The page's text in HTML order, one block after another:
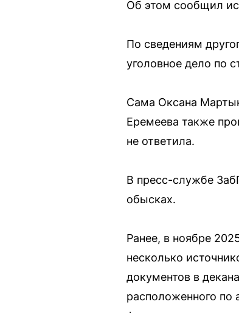
Об этом сообщил
По сведениям
уголовное дело по
Сама Оксана
Еремеева также
не ответила.
В пресс-службе
обысках.
Ранее, в ноябре
несколько
документов в
расположенного по